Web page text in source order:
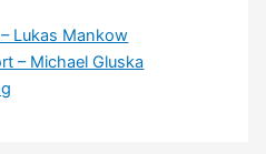
Lukas Mankow
– Michael Gluska